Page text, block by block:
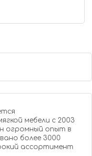
мебели с 2003
огромный опыт в
более 3000
ассортимент